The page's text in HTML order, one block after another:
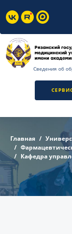
Сведения об
Главная
Кафедра